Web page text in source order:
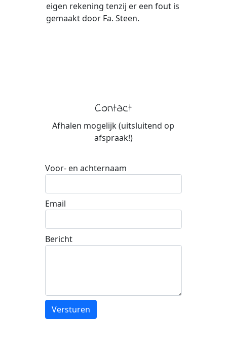
eigen rekening tenzij er een fout is
gemaakt door Fa. Steen.
Contact
Afhalen mogelijk (uitsluitend op
afspraak!)
Voor- en achternaam
Email
Bericht